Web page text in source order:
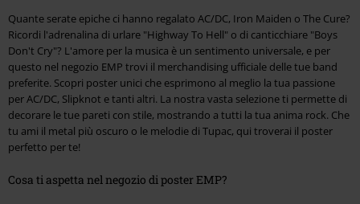
Quante serate epiche ci hanno regalato AC/DC, Iron Maiden o The Cure?
Ricordi l'adrenalina di urlare "Highway To Hell" o di canticchiare "Boys
Don't Cry"? L'amore per la musica è un sentimento universale, e per
questo nel negozio EMP trovi il merchandising ufficiale delle tue band
preferite. Scopri poster unici che esprimono al meglio la tua passione
per AC/DC, Slipknot e tanti altri. La nostra vasta selezione ti permette di
decorare le tue pareti con stile, mostrando a tutti la tua anima rock. Che
tu ami il metal più oscuro o le melodie di Tupac, qui troverai il poster
perfetto per te!
Cosa ti aspetta nel negozio di poster EMP?